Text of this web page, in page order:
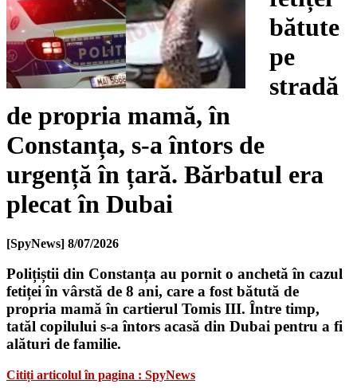
bătute
pe
stradă
de propria mamă, în
Constanța, s-a întors de
urgență în țară. Bărbatul era
plecat în Dubai
[SpyNews] 8/07/2026
Polițiștii din Constanța au pornit o anchetă în cazul
fetiței în vârstă de 8 ani, care a fost bătută de
propria mamă în cartierul Tomis III. Între timp,
tatăl copilului s-a întors acasă din Dubai pentru a fi
alături de familie.
Citiți articolul în pagina : SpyNews